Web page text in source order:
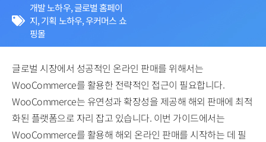
개발 노하우,글로벌 홈페이
지,기획 노하우,우커머스 쇼
핑몰
글로벌 시장에서 성공적인 온라인 판매를 위해서는
WooCommerce를 활용한 전략적인 접근이 필요합니다.
WooCommerce는 유연성과 확장성을 제공해 해외 판매에 최적
화된 플랫폼으로 자리 잡고 있습니다. 이번 가이드에서는
WooCommerce를 활용해 해외 온라인 판매를 시작하는 데 필